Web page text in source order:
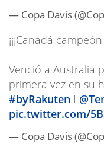
— Copa Davis
¡¡¡Canadá
Venció a Australia
primera vez en su
#byRakuten I
pic.twitter.com/
— Copa Davis